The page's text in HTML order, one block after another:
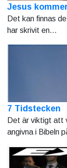
Jesus
Det kan finnas
har skrivit en...
7 Tidstecken
Det är viktigt att
angivna i Bibeln